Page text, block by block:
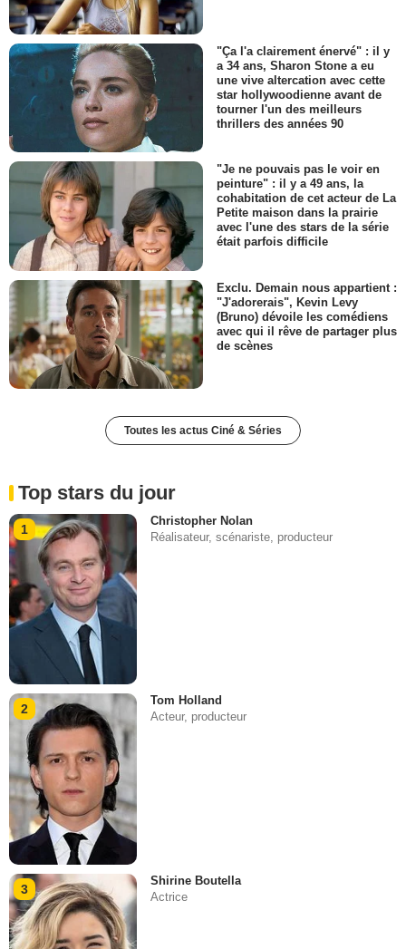
"Ça l'a clairement énervé" : il y
a 34 ans, Sharon Stone a eu
une vive altercation avec cette
star hollywoodienne avant de
tourner l'un des meilleurs
thrillers des années 90
"Je ne pouvais pas le voir en
peinture" : il y a 49 ans, la
cohabitation de cet acteur de La
Petite maison dans la prairie
avec l'une des stars de la série
était parfois difficile
Exclu. Demain nous appartient :
"J'adorerais", Kevin Levy
(Bruno) dévoile les comédiens
avec qui il rêve de partager plus
de scènes
Toutes les actus Ciné & Séries
Top stars du jour
1
Christopher Nolan
Réalisateur, scénariste, producteur
2
Tom Holland
Acteur, producteur
3
Shirine Boutella
Actrice